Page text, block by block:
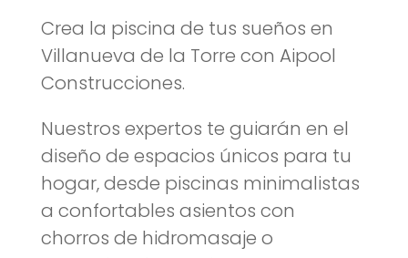
Crea la piscina de tus sueños en
Villanueva de la Torre con Aipool
Construcciones.
Nuestros expertos te guiarán en el
diseño de espacios únicos para tu
hogar, desde piscinas minimalistas
a confortables asientos con
chorros de hidromasaje o